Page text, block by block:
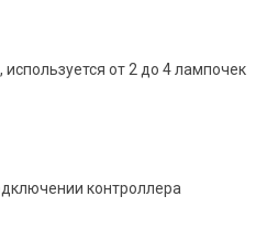
от 2 до 4 лампочек
контроллера